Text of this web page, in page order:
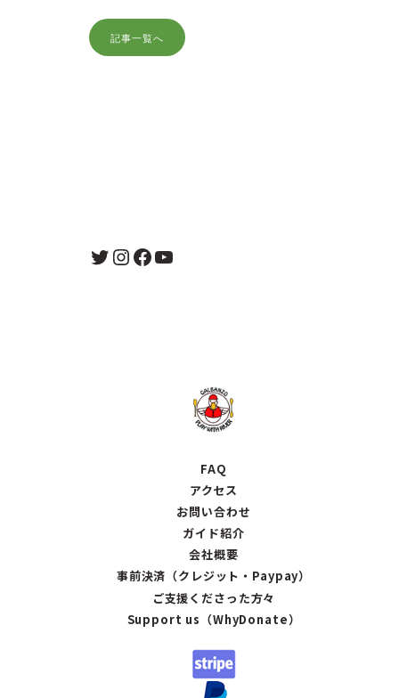
記事一覧へ
Twitter
Instagram
Facebook
YouTube
FAQ
アクセス
お問い合わせ
ガイド紹介
会社概要
事前決済（クレジット・Paypay）
ご支援くださった方々
Support us（WhyDonate）